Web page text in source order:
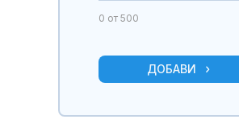
0 от 500
ДОБАВИ